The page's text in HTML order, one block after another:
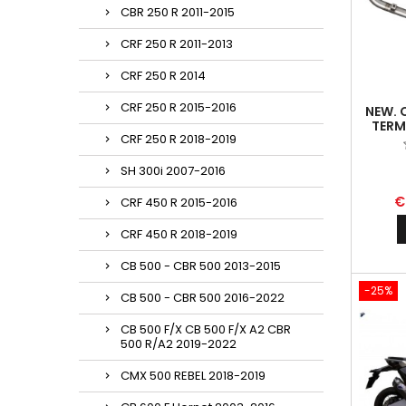
CBR 250 R 2011-2015
CRF 250 R 2011-2013
CRF 250 R 2014
CRF 250 R 2015-2016
CRF 250 R 2018-2019
SH 300i 2007-2016
CRF 450 R 2015-2016
CRF 450 R 2018-2019
CB 500 - CBR 500 2013-2015
CB 500 - CBR 500 2016-2022
CB 500 F/X CB 500 F/X A2 CBR
500 R/A2 2019-2022
CMX 500 REBEL 2018-2019
NEW.
-25%